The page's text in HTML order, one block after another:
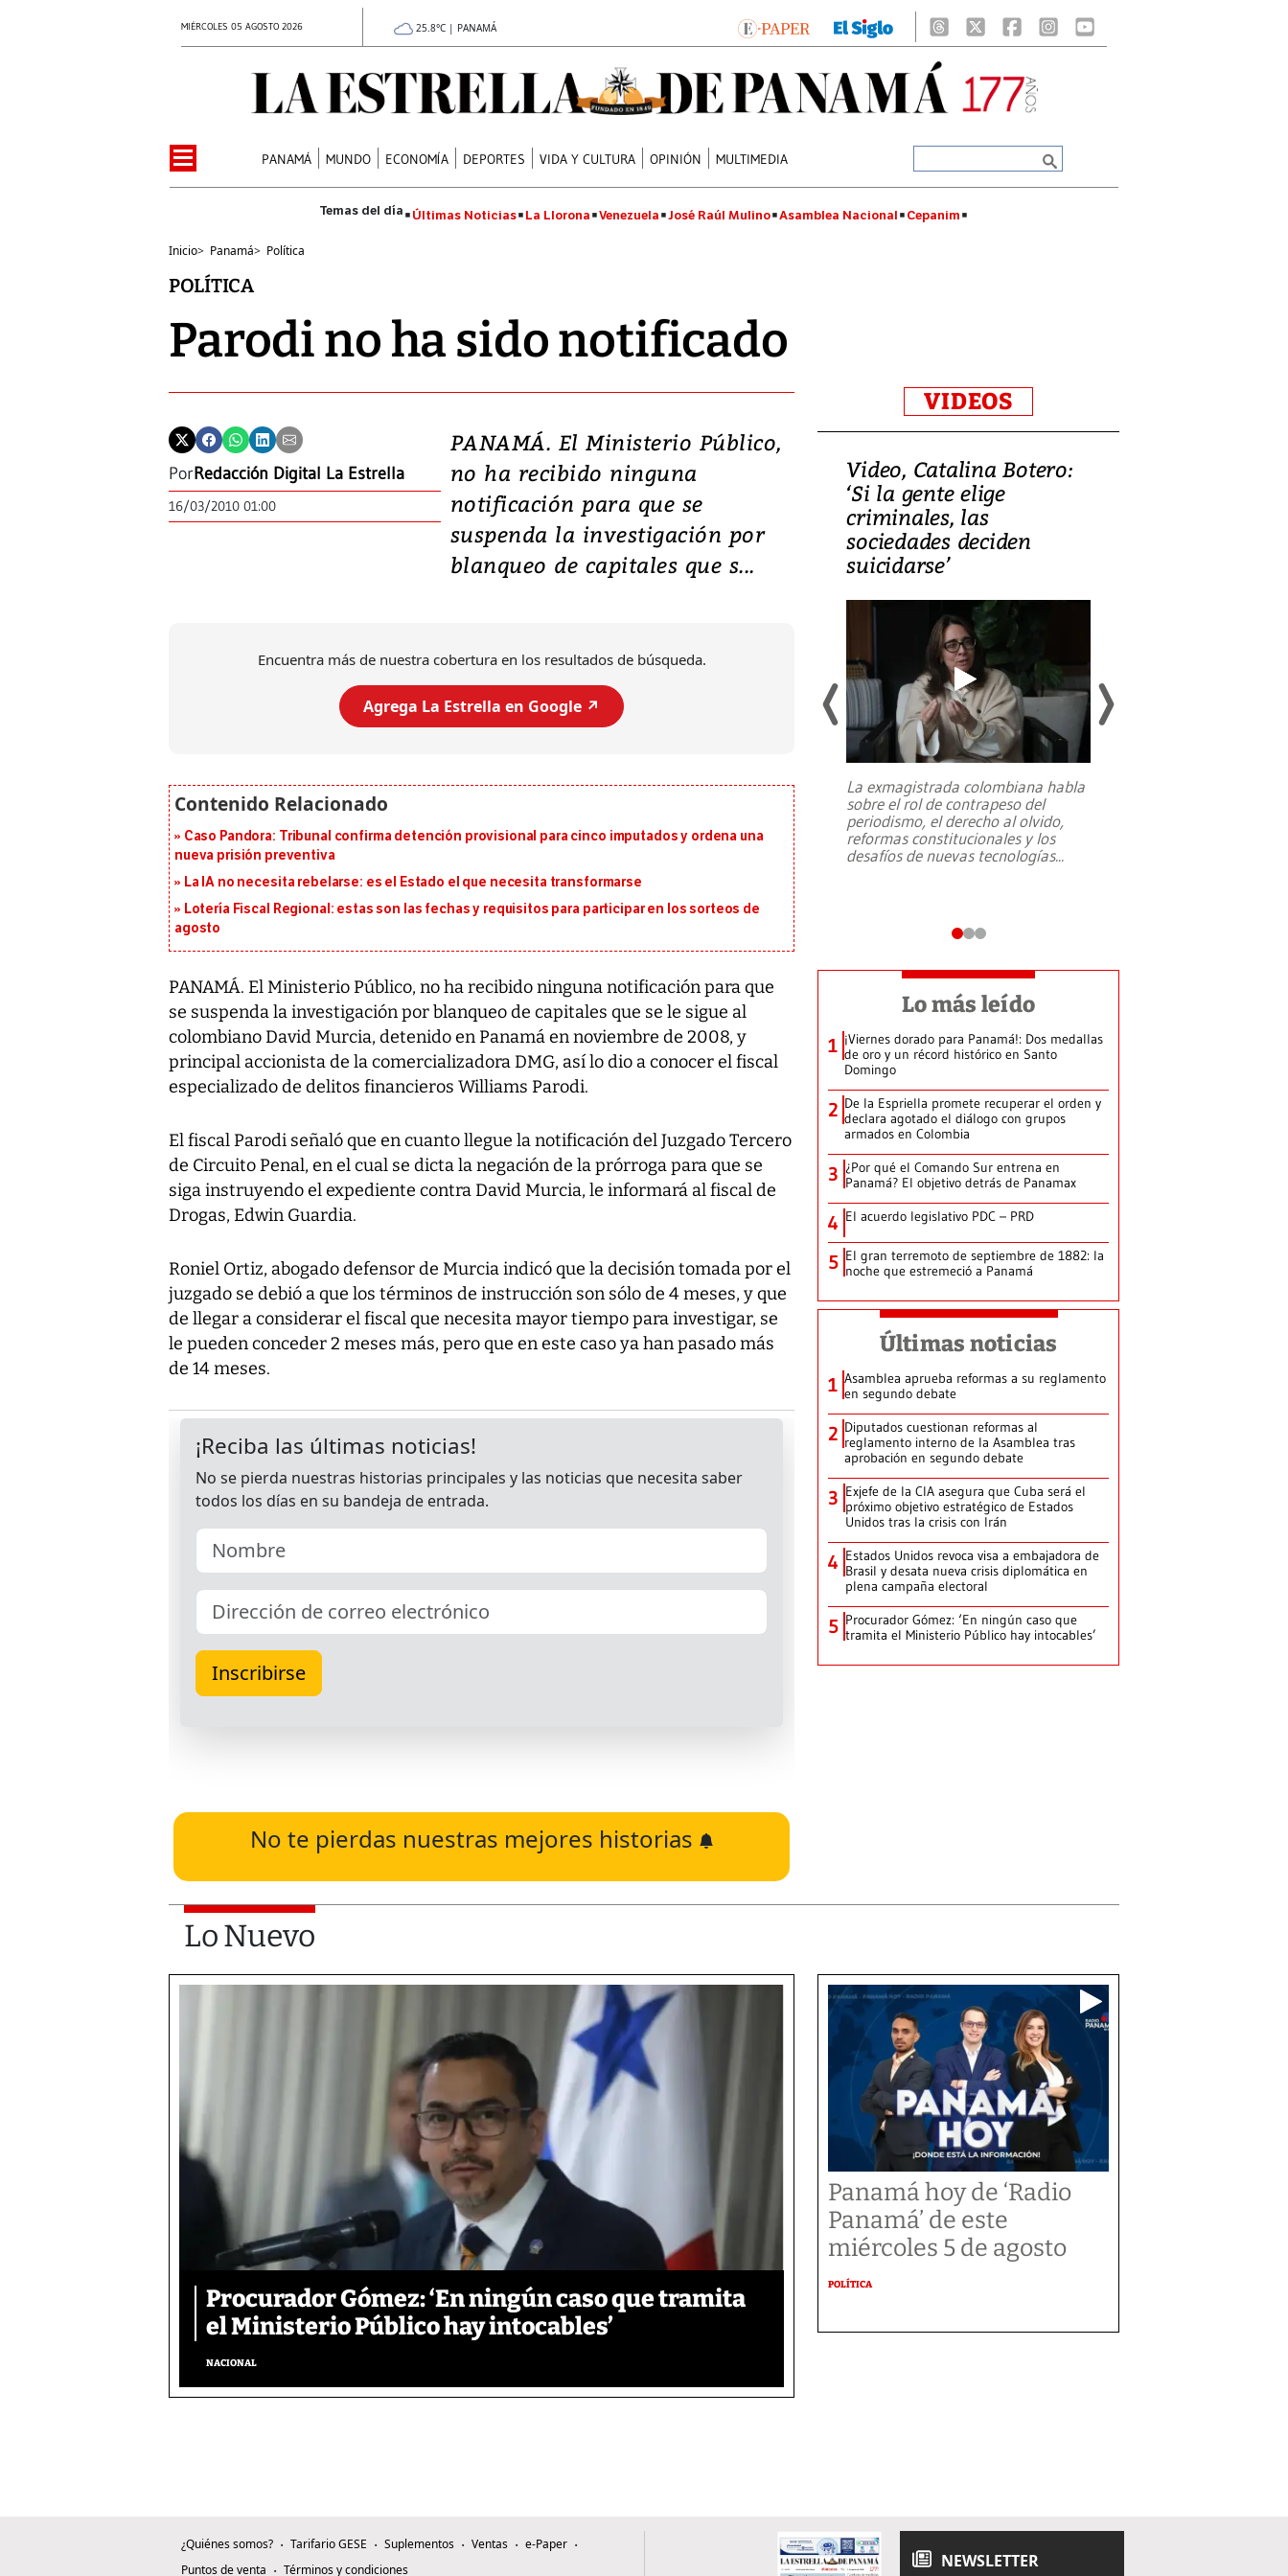
MIÉRCOLES 05 AGOSTO 2026 25.8°C | PANAMÁ
PANAMÁ MUNDO ECONOMÍA DEPORTES VIDA Y CULTURA OPINIÓN MULTIMEDIA
Últimas Noticias La Llorona Venezuela José Raúl Mulino Asamblea Nacional Cepanim
Inicio> Panamá> Política
POLÍTICA
Parodi no ha sido notificado
PorRedacción Digital La Estrella
16/03/2010 01:00
PANAMÁ. El Ministerio Público,
no ha recibido ninguna
notificación para que se
suspenda la investigación por
blanqueo de capitales que s...
Encuentra más de nuestra cobertura en los resultados de búsqueda.
Agrega La Estrella en Google ↗️
Caso Pandora: Tribunal confirma detención provisional para cinco imputados y ordena una
nueva prisión preventiva
La IA no necesita rebelarse: es el Estado el que necesita transformarse
Lotería Fiscal Regional: estas son las fechas y requisitos para participar en los sorteos de
agosto
PANAMÁ. El Ministerio Público, no ha recibido ninguna notificación para que
se suspenda la investigación por blanqueo de capitales que se le sigue al
colombiano David Murcia, detenido en Panamá en noviembre de 2008, y
principal accionista de la comercializadora DMG, así lo dio a conocer el fiscal
especializado de delitos financieros Williams Parodi.
El fiscal Parodi señaló que en cuanto llegue la notificación del Juzgado Tercero
de Circuito Penal, en el cual se dicta la negación de la prórroga para que se
siga instruyendo el expediente contra David Murcia, le informará al fiscal de
Drogas, Edwin Guardia.
Roniel Ortiz, abogado defensor de Murcia indicó que la decisión tomada por el
juzgado se debió a que los términos de instrucción son sólo de 4 meses, y que
de llegar a considerar el fiscal que necesita mayor tiempo para investigar, se
le pueden conceder 2 meses más, pero que en este caso ya han pasado más
de 14 meses.
No te pierdas nuestras mejores historias
VIDEOS
Video, Japón: Terremoto
deja heridos y graves
daños en Kumamoto
al sur de Japón, provocando una
Video, Catalina Botero:
‘Si la gente elige
criminales, las
sociedades deciden
suicidarse’
La exmagistrada colombiana habla
sobre el rol de contrapeso del
periodismo, el derecho al olvido,
reformas constitucionales y los
desafíos de nuevas tecnologías...
Lo más leído
1 ¡Viernes dorado para Panamá!: Dos medallas
de oro y un récord histórico en Santo
Domingo
2 De la Espriella promete recuperar el orden y
declara agotado el diálogo con grupos
armados en Colombia
3 ¿Por qué el Comando Sur entrena en
Panamá? El objetivo detrás de Panamax
4 El acuerdo legislativo PDC – PRD
5 El gran terremoto de septiembre de 1882: la
noche que estremeció a Panamá
Últimas noticias
1 Asamblea aprueba reformas a su reglamento
en segundo debate
2 Diputados cuestionan reformas al
reglamento interno de la Asamblea tras
aprobación en segundo debate
3 Exjefe de la CIA asegura que Cuba será el
próximo objetivo estratégico de Estados
Unidos tras la crisis con Irán
4 Estados Unidos revoca visa a embajadora de
Brasil y desata nueva crisis diplomática en
plena campaña electoral
5 Procurador Gómez: ‘En ningún caso que
tramita el Ministerio Público hay intocables’
Lo Nuevo
Procurador Gómez: ‘En ningún caso que tramita
el Ministerio Público hay intocables’
NACIONAL
Panamá hoy de ‘Radio
Panamá’ de este
miércoles 5 de agosto
POLÍTICA
¿Quiénes somos? Tarifario GESE Suplementos Ventas
e-Paper
Puntos de venta
Términos y condiciones NEWSLETTER